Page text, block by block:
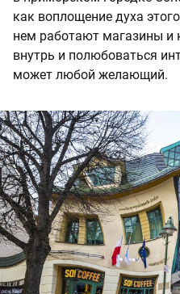
как воплощение духа
нем работают магазины и
внутрь и полюбоваться
может любой желающий.